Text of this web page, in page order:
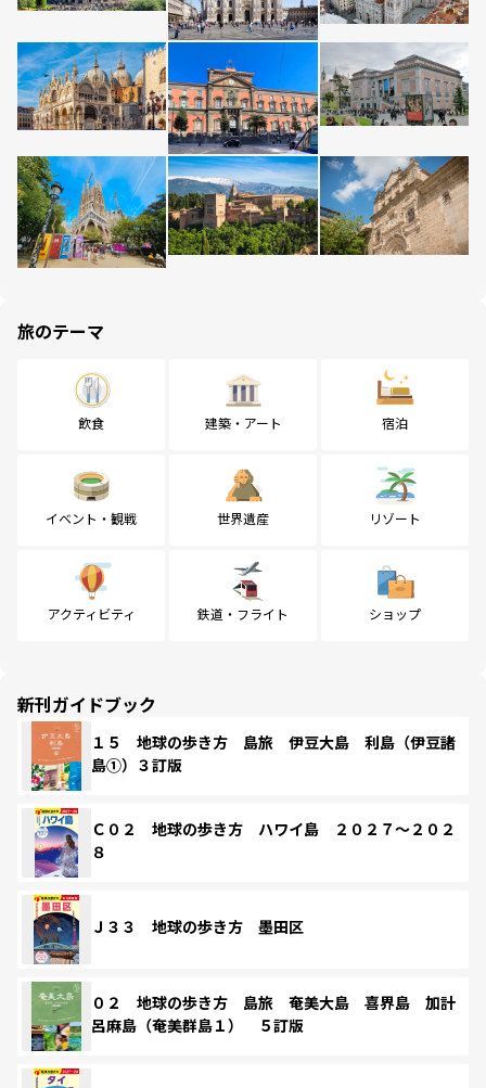
旅のテーマ
飲食 建築・アート 宿泊
イベント・観戦 世界遺産 リゾート
アクティビティ 鉄道・フライト ショップ
新刊ガイドブック
１５ 地球の歩き方 島旅 伊豆大島 利島（伊豆諸
島①）３訂版
Ｃ０２ 地球の歩き方 ハワイ島 ２０２７～２０２
８
Ｊ３３ 地球の歩き方 墨田区
０２ 地球の歩き方 島旅 奄美大島 喜界島 加計
呂麻島（奄美群島１） ５訂版